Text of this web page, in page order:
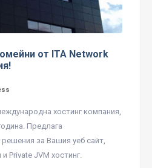
от ITA Network
хостинг компания,
Предлага
за Вашия уеб сайт,
Private JVM хостинг.